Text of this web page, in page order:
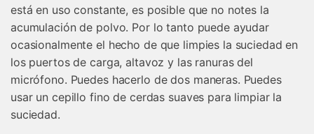
está en uso constante, es posible que no notes la
acumulación de polvo. Por lo tanto puede ayudar
ocasionalmente el hecho de que limpies la suciedad en
los puertos de carga, altavoz y las ranuras del
micrófono. Puedes hacerlo de dos maneras. Puedes
usar un cepillo fino de cerdas suaves para limpiar la
suciedad.